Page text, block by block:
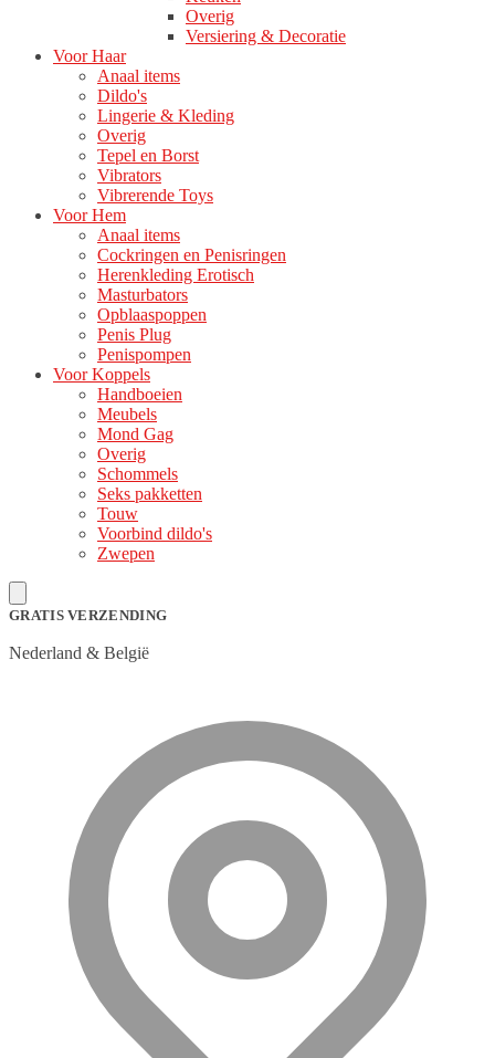
Overig
Versiering & Decoratie
Voor Haar
Anaal items
Dildo's
Lingerie & Kleding
Overig
Tepel en Borst
Vibrators
Vibrerende Toys
Voor Hem
Anaal items
Cockringen en Penisringen
Herenkleding Erotisch
Masturbators
Opblaaspoppen
Penis Plug
Penispompen
Voor Koppels
Handboeien
Meubels
Mond Gag
Overig
Schommels
Seks pakketten
Touw
Voorbind dildo's
Zwepen
GRATIS VERZENDING
Nederland & België